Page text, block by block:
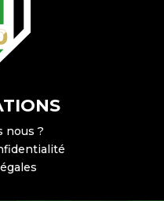
nous ?